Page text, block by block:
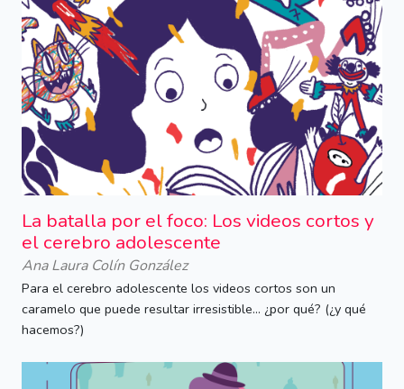
La batalla por el foco: Los videos cortos y
el cerebro adolescente
Ana Laura Colín González
Para el cerebro adolescente los videos cortos son un
caramelo que puede resultar irresistible... ¿por qué? (¿y qué
hacemos?)